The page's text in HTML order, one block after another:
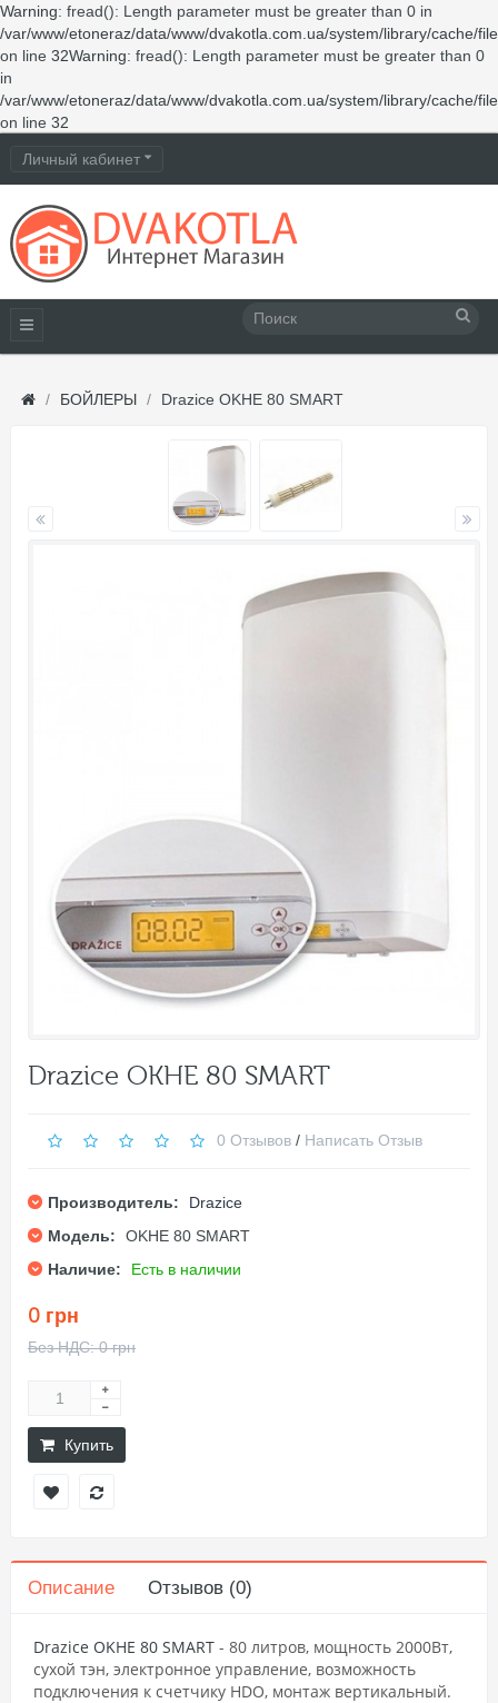
Warning: fread(): Length parameter must be greater than 0 in
/var/www/etoneraz/data/www/dvakotla.com.ua/system/library/cache/
on line 32Warning: fread(): Length parameter must be greater than 0
in
/var/www/etoneraz/data/www/dvakotla.com.ua/system/library/cache/
on line 32
Личный кабинет
БОЙЛЕРЫ Drazice OKHE 80 SMART
Drazice OKHE 80 SMART
0 Отзывов / Написать Отзыв
Производитель:
Drazice
Модель:
OKHE 80 SMART
Наличие:
Есть в наличии
0 грн
Без НДС: 0 грн
Купить
Описание Отзывов (0)
Drazice OKHE 80 SMART - 80 литров, мощность 2000Вт,
сухой тэн, электронное управление, возможность
подключения к счетчику HDO, монтаж вертикальный.